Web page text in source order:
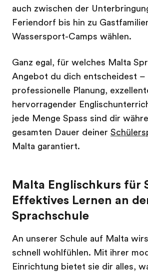
auch zwischen der
Feriendorf bis hin zu
Wassersport-Camps wählen.
Ganz egal, für welches Malta
Angebot du dich entscheidest –
professionelle Planung,
hervorragender
jede Menge Spass sind dir
gesamten Dauer deiner
Malta garantiert.
Malta Englischkurs für
Effektives Lernen an
Sprachschule
An unserer Schule auf Malta
schnell wohlfühlen. Mit ihrer
Einrichtung bietet sie dir alles,